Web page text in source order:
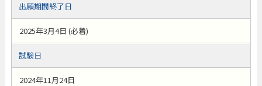
出願期間終了日
2025年3月4日 (必着)
試験日
2024年11月24日